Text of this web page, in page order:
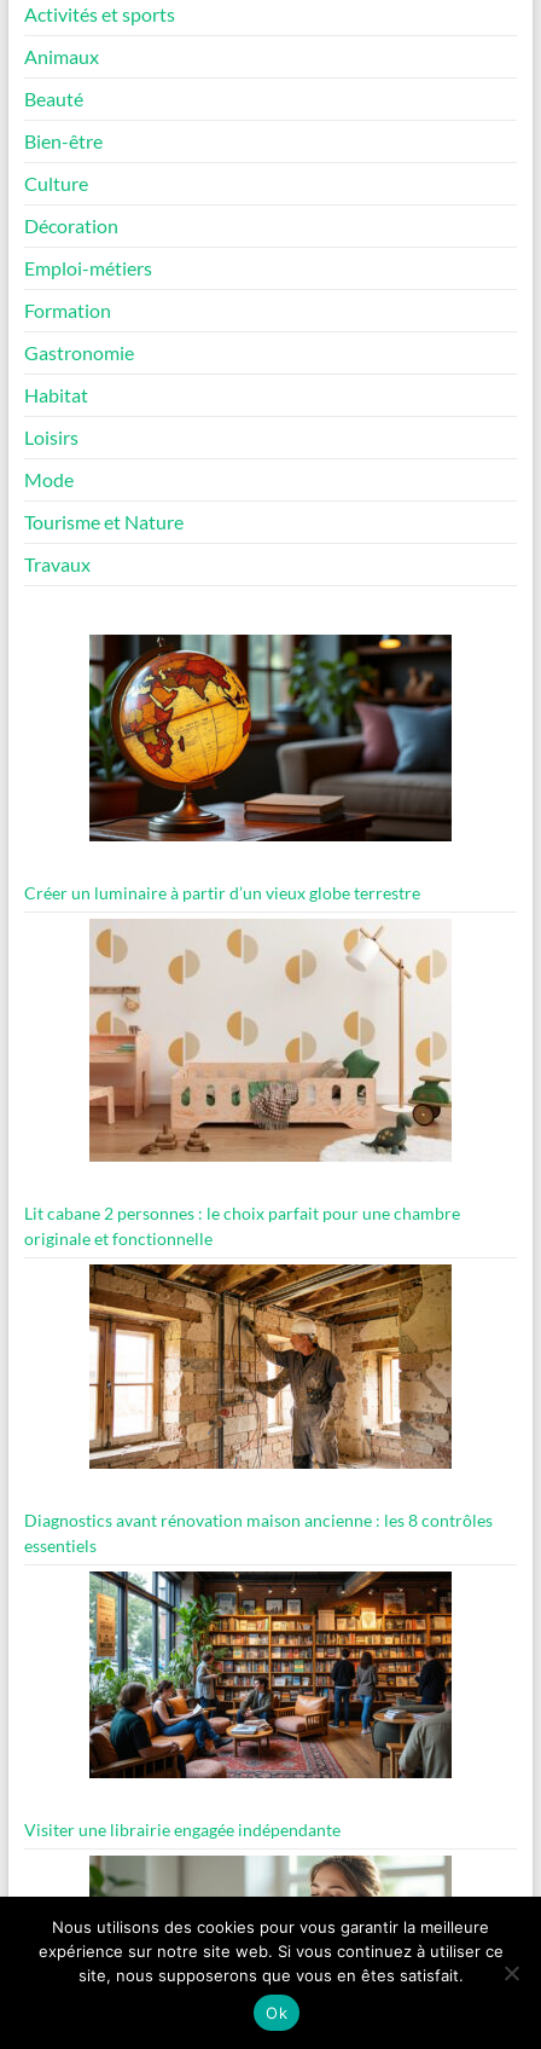
Activités et sports
Animaux
Beauté
Bien-être
Culture
Décoration
Emploi-métiers
Formation
Gastronomie
Habitat
Loisirs
Mode
Tourisme et Nature
Travaux
Créer un luminaire à partir d’un vieux globe terrestre
Lit cabane 2 personnes : le choix parfait pour une chambre
originale et fonctionnelle
Diagnostics avant rénovation maison ancienne : les 8 contrôles
essentiels
Visiter une librairie engagée indépendante
Nous utilisons des cookies pour vous garantir la meilleure
expérience sur notre site web. Si vous continuez à utiliser ce
site, nous supposerons que vous en êtes satisfait.
Ok